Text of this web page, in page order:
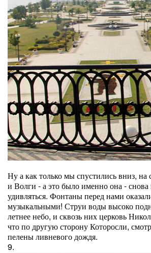
Ну а как только мы спустились вниз, на
и Волги - а это было именно она - снова
удивляться. Фонтаны перед нами
музыкальными! Струи воды высоко
летнее небо, и сквозь них церковь
что по другую сторону Которосли,
пелены ливневого дождя.
9.